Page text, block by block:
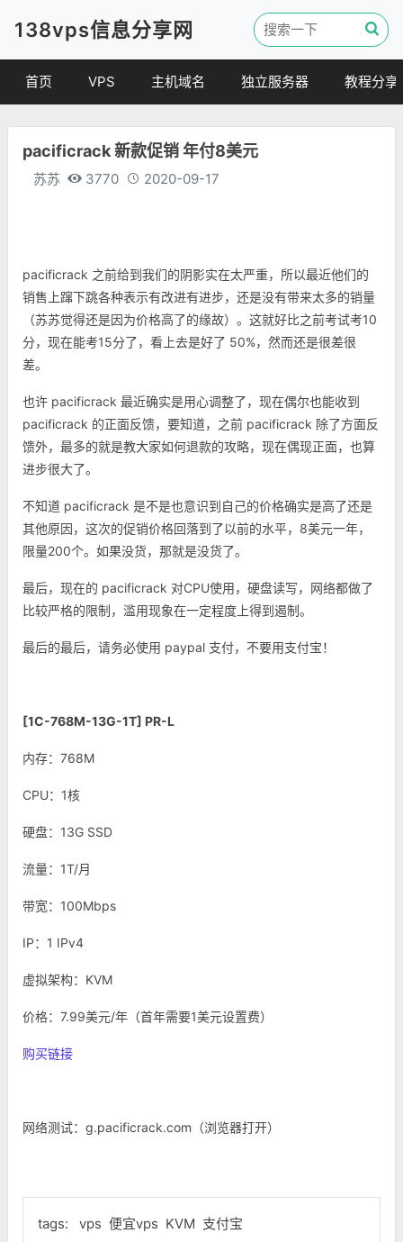
138vps信息分享网
首页 VPS
便宜VPS
VPS评测
主机域名
虚拟主机
独立服务器 教程分享
pacificrack 新款促销 年付8美元
苏苏 3770 2020-09-17
pacificrack 之前给到我们的阴影实在太严重，所以最近他们的
销售上蹿下跳各种表示有改进有进步，还是没有带来太多的销量
（苏苏觉得还是因为价格高了的缘故）。这就好比之前考试考10
分，现在能考15分了，看上去是好了 50%，然而还是很差很
差。
也许 pacificrack 最近确实是用心调整了，现在偶尔也能收到
pacificrack 的正面反馈，要知道，之前 pacificrack 除了方面反
馈外，最多的就是教大家如何退款的攻略，现在偶现正面，也算
进步很大了。
不知道 pacificrack 是不是也意识到自己的价格确实是高了还是
其他原因，这次的促销价格回落到了以前的水平，8美元一年，
限量200个。如果没货，那就是没货了。
最后，现在的 pacificrack 对CPU使用，硬盘读写，网络都做了
比较严格的限制，滥用现象在一定程度上得到遏制。
最后的最后，请务必使用 paypal 支付，不要用支付宝！
[1C-768M-13G-1T] PR-L
内存：768M
CPU：1核
硬盘：13G SSD
流量：1T/月
带宽：100Mbps
IP：1 IPv4
虚拟架构：KVM
价格：7.99美元/年（首年需要1美元设置费）
购买链接
网络测试：g.pacificrack.com（浏览器打开）
tags: vps 便宜vps KVM 支付宝